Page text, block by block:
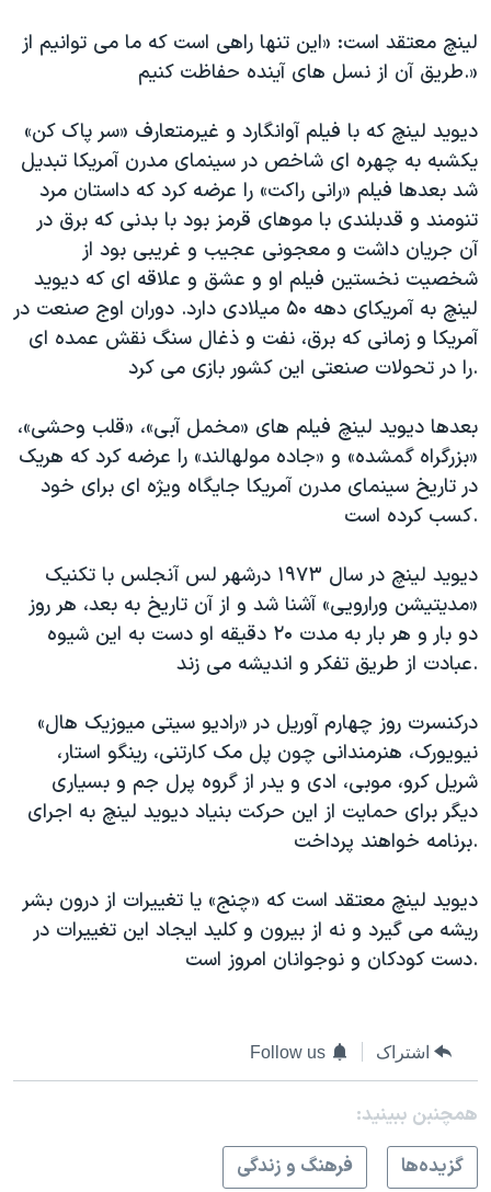
دادگاه حمید نوری
قانون شفافیت دارائی کادر رهبری ایران
اعتراضات مردمی آبان ۹۸
اسرائیل در جنگ
نرگس محمدی برنده جایزه نوبل صلح
همایش محافظه‌کاران آمریکا «سی‌پک»
صفحه‌های ویژه
سفر پرزیدنت ترامپ به چین
لینچ معتقد است: «این تنها راهی است که ما می توانیم از
طریق آن از نسل های آینده حفاظت کنیم.»
دیوید لینچ که با فیلم آوانگارد و غیرمتعارف «سر پاک کن»
یکشبه به چهره ای شاخص در سینمای مدرن آمریکا تبدیل
شد بعدها فیلم «رانی راکت» را عرضه کرد که داستان مرد
تنومند و قدبلندی با موهای قرمز بود با بدنی که برق در
آن جریان داشت و معجونی عجیب و غریبی بود از
شخصیت نخستین فیلم او و عشق و علاقه ای که دیوید
لینچ به آمریکای دهه ۵۰ میلادی دارد. دوران اوج صنعت در
آمریکا و زمانی که برق، نفت و ذغال سنگ نقش عمده ای
را در تحولات صنعتی این کشور بازی می کرد.
بعدها دیوید لینچ فیلم های «مخمل آبی»، «قلب وحشی»،
«بزرگراه گمشده» و «جاده مولهالند» را عرضه کرد که هریک
در تاریخ سینمای مدرن آمریکا جایگاه ویژه ای برای خود
کسب کرده است.
دیوید لینچ در سال ۱۹۷۳ درشهر لس آنجلس با تکنیک
«مدیتیشن ورارویی» آشنا شد و از آن تاریخ به بعد، هر روز
دو بار و هر بار به مدت ۲۰ دقیقه او دست به این شیوه
عبادت از طریق تفکر و اندیشه می زند.
درکنسرت روز چهارم آوریل در «رادیو سیتی میوزیک هال»
نیویورک، هنرمندانی چون پل مک کارتنی، رینگو استار،
شریل کرو، موبی، ادی و یدر از گروه پرل جم و بسیاری
دیگر برای حمایت از این حرکت بنیاد دیوید لینچ به اجرای
برنامه خواهند پرداخت.
دیوید لینچ معتقد است که «چنج» یا تغییرات از درون بشر
ریشه می گیرد و نه از بیرون و کلید ایجاد این تغییرات در
دست کودکان و نوجوانان امروز است.
اشتراک Follow us
همچنبن ببینید:
گزيده‌ها
فرهنگ و زندگی